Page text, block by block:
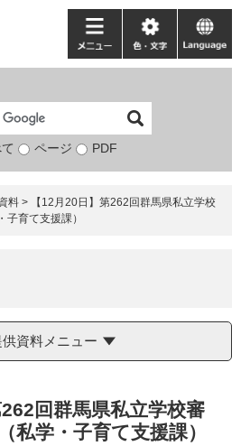
検
象
ページ PDF
メ
ニ
ー
色・
文
language
料 >
【12月20日】第262回群馬県私立学校
育て支援課）
資料メニュー
262回群馬県私立学校審
私学・子育て支援課）